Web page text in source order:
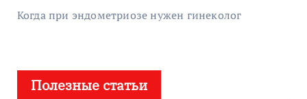
Когда при эндометриозе нужен гинеколог
Полезные статьи